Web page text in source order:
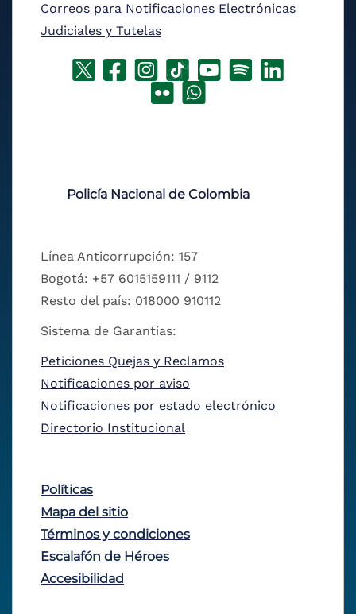
Correos para Notificaciones Electrónicas
Judiciales y Tutelas
Policía Nacional de Colombia
Línea Anticorrupción: 157
Bogotá: +57 6015159111 / 9112
Resto del país: 018000 910112
Sistema de Garantías:
Peticiones Quejas y Reclamos
Notificaciones por aviso
Notificaciones por estado electrónico
Directorio Institucional
Políticas
Mapa del sitio
Términos y condiciones
Escalafón de Héroes
Accesibilidad